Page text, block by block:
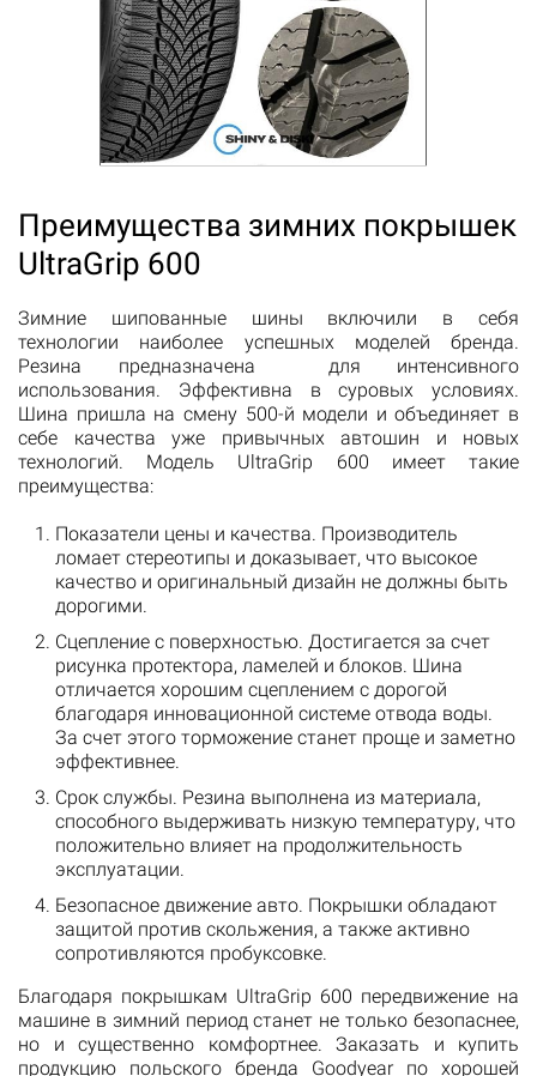
Преимущества зимних покрышек
UltraGrip 600
Зимние шипованные шины включили в себя
технологии наиболее успешных моделей бренда.
Резина предназначена для интенсивного
использования. Эффективна в суровых условиях.
Шина пришла на смену 500-й модели и объединяет в
себе качества уже привычных автошин и новых
технологий. Модель UltraGrip 600 имеет такие
преимущества:
Показатели цены и качества. Производитель
ломает стереотипы и доказывает, что высокое
качество и оригинальный дизайн не должны быть
дорогими.
Сцепление с поверхностью. Достигается за счет
рисунка протектора, ламелей и блоков. Шина
отличается хорошим сцеплением с дорогой
благодаря инновационной системе отвода воды.
За счет этого торможение станет проще и заметно
эффективнее.
Срок службы. Резина выполнена из материала,
способного выдерживать низкую температуру, что
положительно влияет на продолжительность
эксплуатации.
Безопасное движение авто. Покрышки обладают
защитой против скольжения, а также активно
сопротивляются пробуксовке.
Благодаря покрышкам UltraGrip 600 передвижение на
машине в зимний период станет не только безопаснее,
но и существенно комфортнее. Заказать и купить
продукцию польского бренда Goodyear по хорошей